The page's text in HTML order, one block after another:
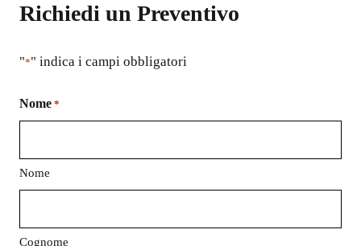
Richiedi un Preventivo
"*" indica i campi obbligatori
Nome *
Nome
Cognome